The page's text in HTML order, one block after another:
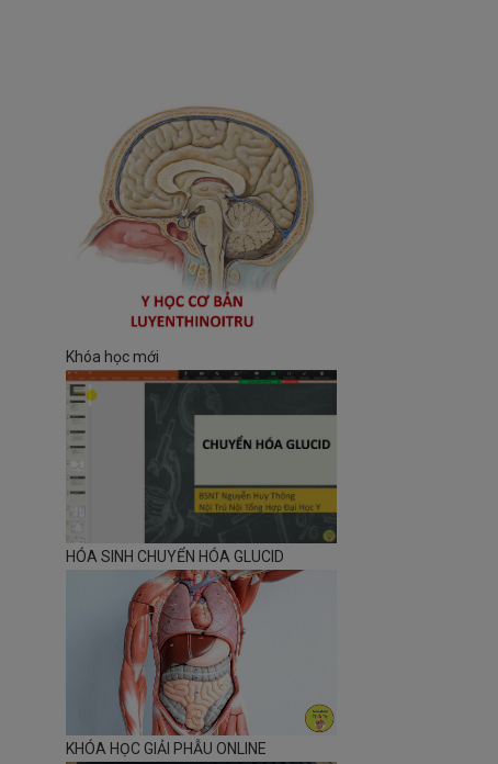
Khóa học mới
HÓA SINH CHUYỂN HÓA GLUCID
KHÓA HỌC GIẢI PHẪU ONLINE